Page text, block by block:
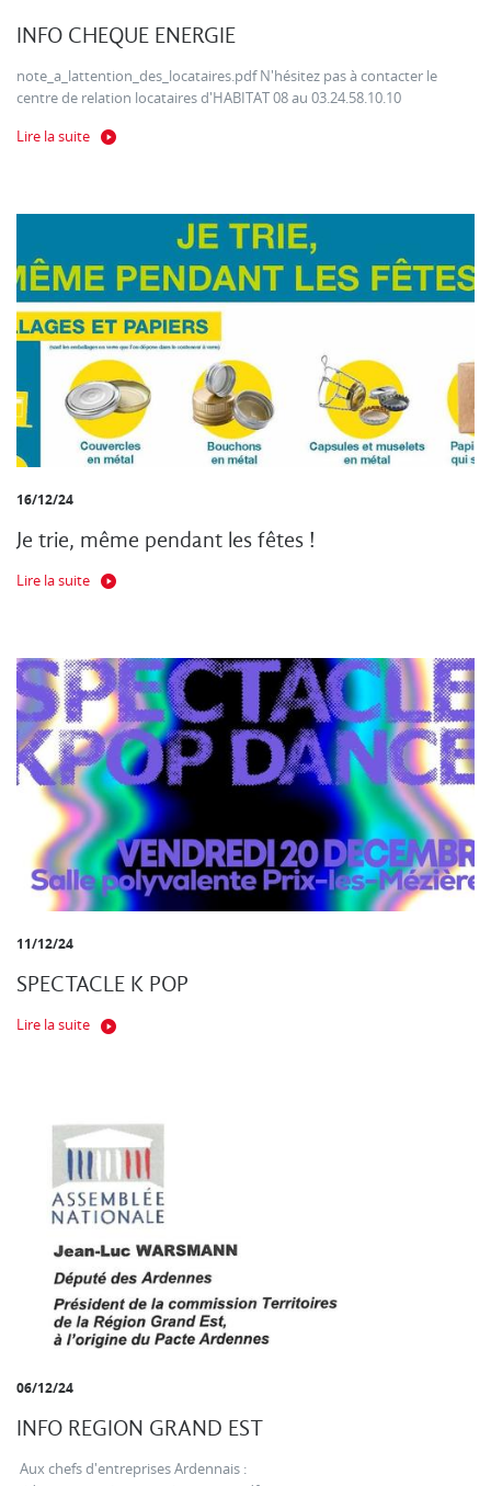
INFO CHEQUE ENERGIE
note_a_lattention_des_locataires.pdf N'hésitez pas à contacter le
centre de relation locataires d'HABITAT 08 au 03.24.58.10.10
Lire la suite
16/12/24
Je trie, même pendant les fêtes !
Lire la suite
11/12/24
SPECTACLE K POP
Lire la suite
06/12/24
INFO REGION GRAND EST
Aux chefs d'entreprises Ardennais :